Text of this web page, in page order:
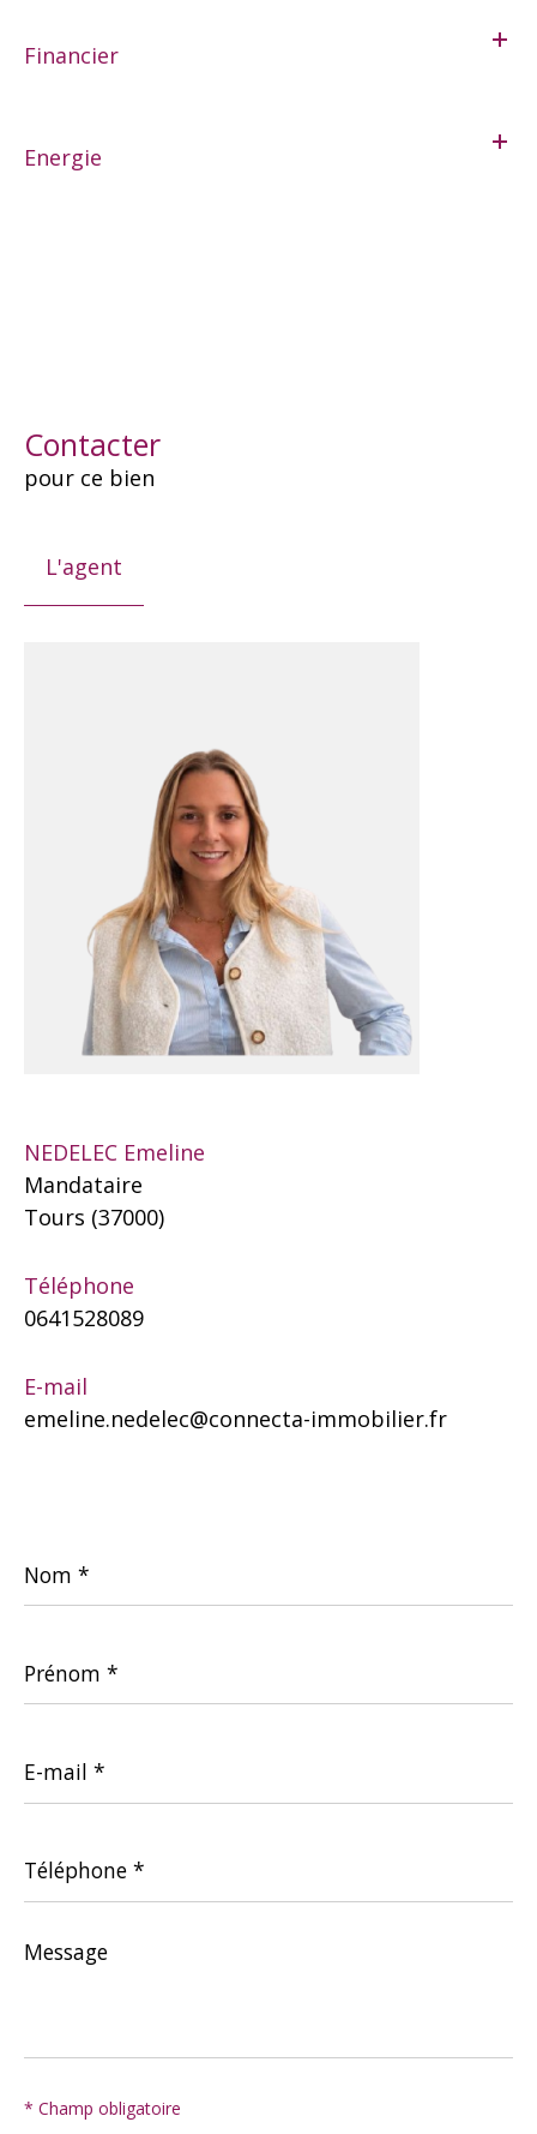
Financier
Energie
Contacter
pour ce bien
L'agent
NEDELEC Emeline
Mandataire
Tours (37000)
Téléphone
0641528089
E-mail
emeline.nedelec@connecta-immobilier.fr
*
*
mail
*
*
Message
*
* Champ obligatoire